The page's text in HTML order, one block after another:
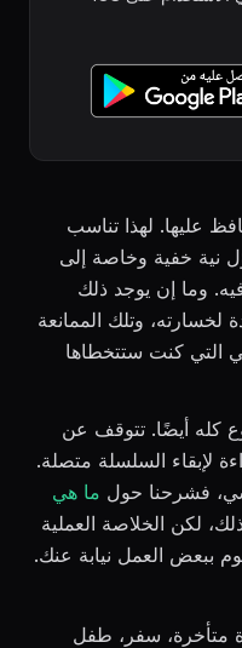
عليها. لهذا تناسب
نية خفية وخاصة إلى
وما إن يوجد ذلك
لخسارته، وتلك الممانعة
التي كنت ستتخطاها
كله أيضًا. تتوقف عن
لإبقاء السلسلة متصلة.
فشرحنا حول ما هي
لكن الخلاصة العملية
ببعض العمل نيابة عنك.
متأخرة، سفر، طفل